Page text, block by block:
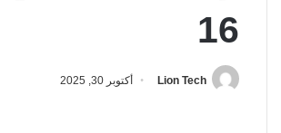
16
Lion Tech أكتوبر 30, 2025